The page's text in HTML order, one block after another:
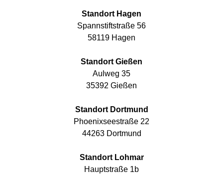
Standort Hagen
Spannstiftstraße 56
58119 Hagen
Standort Gießen
Aulweg 35
35392 Gießen
Standort Dortmund
Phoenixseestraße 22
44263 Dortmund
Standort Lohmar
Hauptstraße 1b